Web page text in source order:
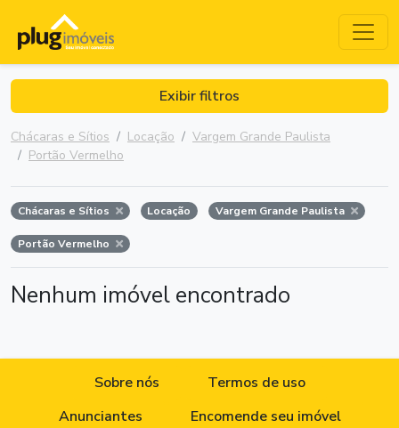
Exibir filtros
Chácaras e Sítios Locação
Vargem Grande Paulista
Portão Vermelho
Chácaras e Sítios Locação Vargem Grande Paulista
Portão Vermelho
Nenhum imóvel encontrado
Sobre nós
Termos de uso
Anunciantes
Encomende seu imóvel